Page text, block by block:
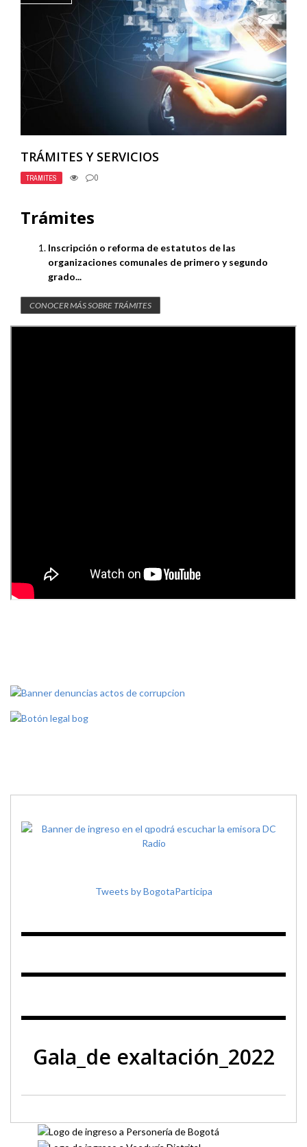
TRÁMITES Y SERVICIOS
TRAMITES 0
Trámites
Inscripción o reforma de estatutos de las
organizaciones comunales de primero y segundo
grado...
CONOCER MÁS SOBRE TRÁMITES
Tweets by BogotaParticipa
Gala_de exaltación_2022